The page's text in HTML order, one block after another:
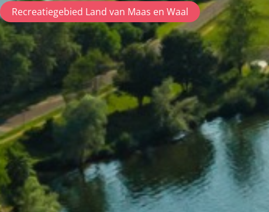
Recreatiegebied Land van Maas en Waal